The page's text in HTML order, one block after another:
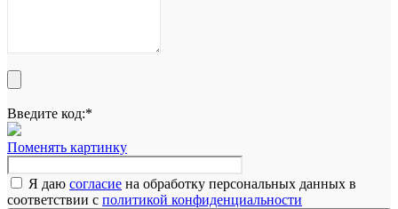
Введите код:*
Поменять картинку
Я даю согласие на обработку персональных данных в
соответствии с политикой конфиденциальности